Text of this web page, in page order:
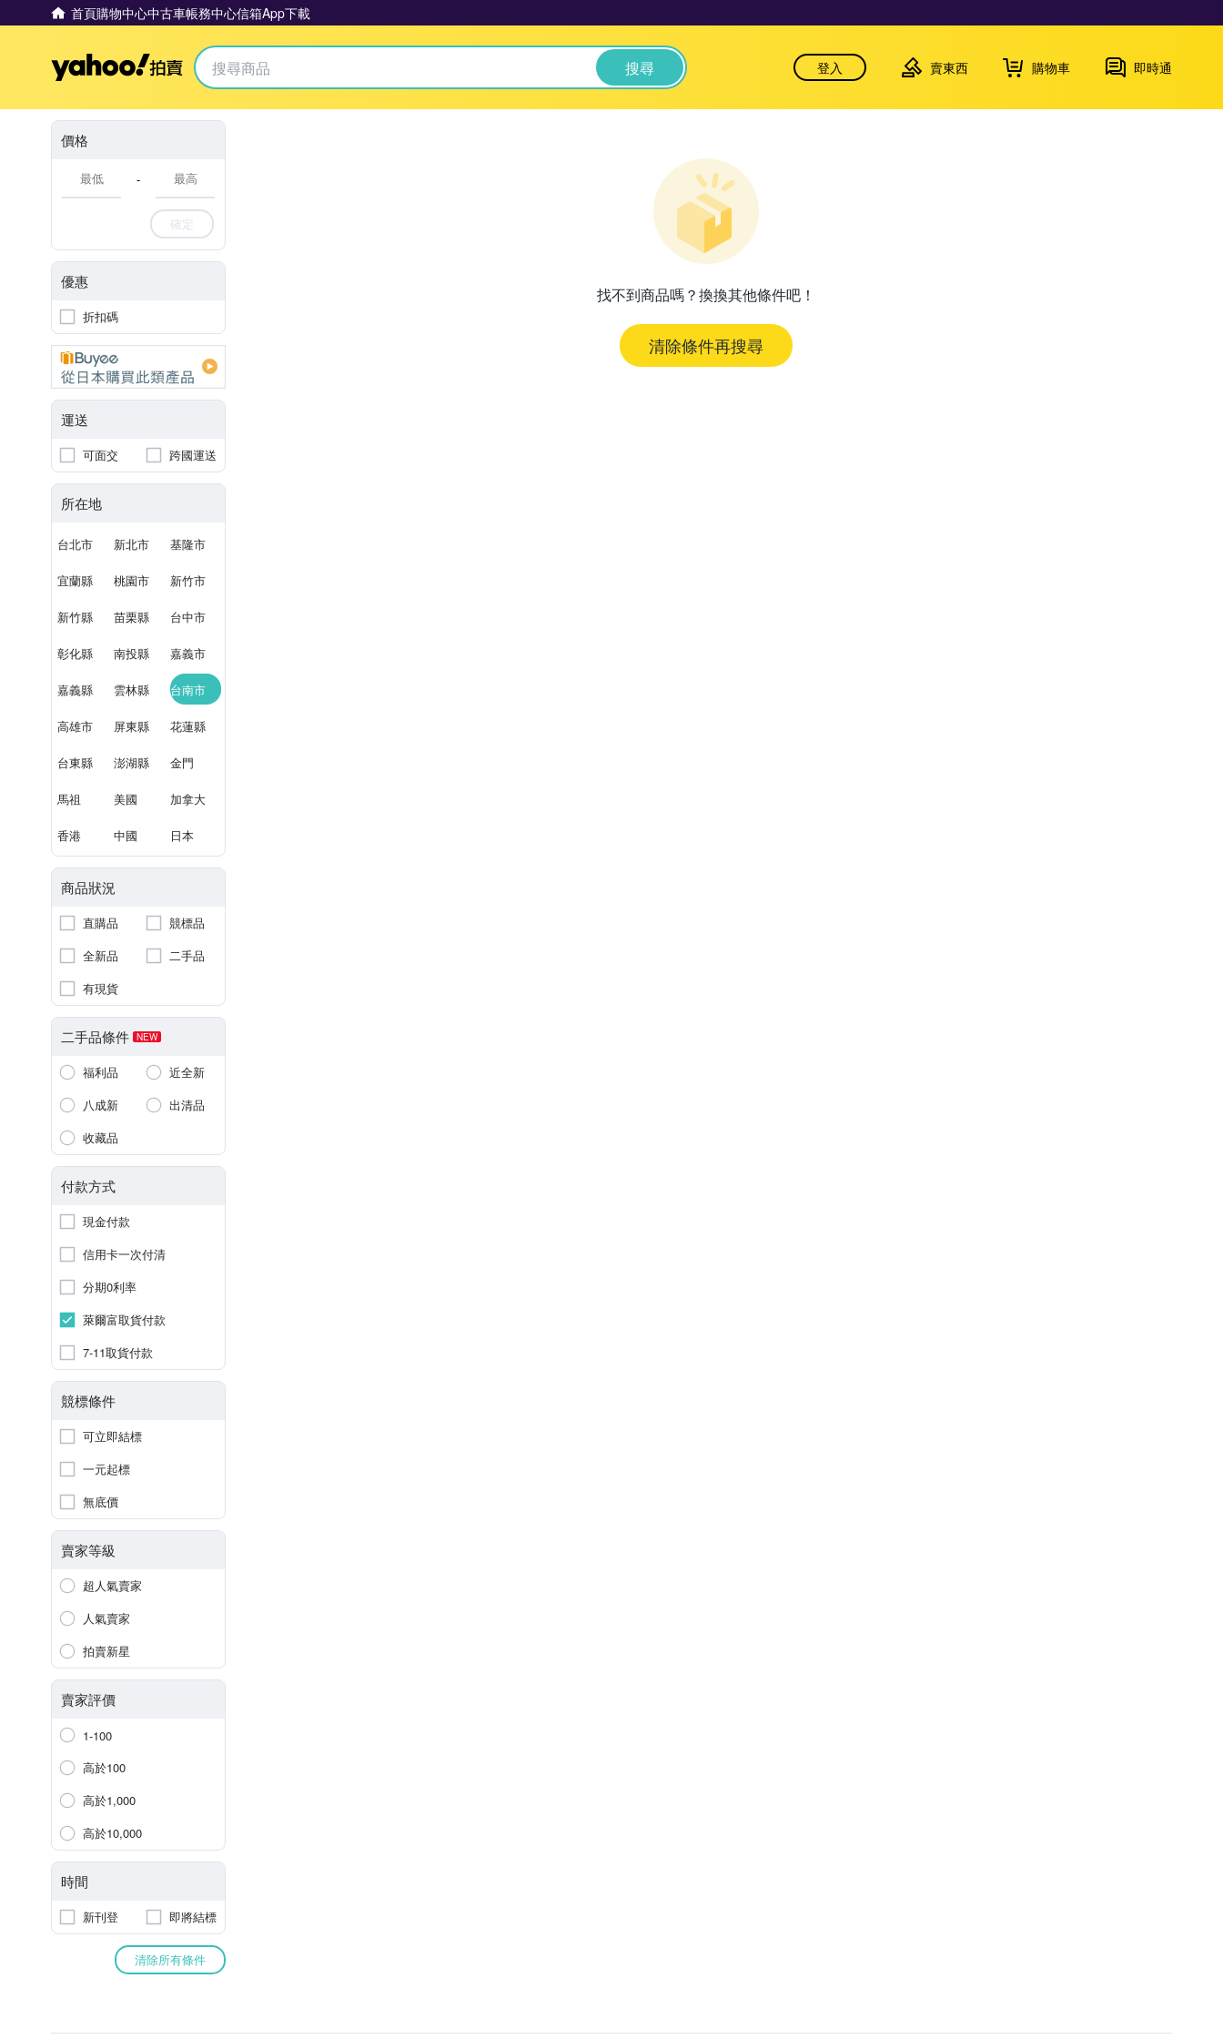
首頁購物中心中古車帳務中心信箱App下載
Yahoo拍賣 搜尋 登入 賣東西 購物車 即時通
價格
-
確定
優惠
折扣碼
運送
可面交 跨國運送
所在地
台北市 新北市 基隆市
宜蘭縣 桃園市 新竹市
新竹縣 苗栗縣 台中市
彰化縣 南投縣 嘉義市
嘉義縣 雲林縣 台南市
高雄市 屏東縣 花蓮縣
台東縣 澎湖縣 金門
馬祖 美國 加拿大
香港 中國 日本
商品狀況
直購品
競標品
全新品
二手品
有現貨
二手品條件 NEW
福利品
近全新
八成新
出清品
收藏品
付款方式
現金付款
信用卡一次付清
分期0利率
萊爾富取貨付款
7-11取貨付款
競標條件
可立即結標
一元起標
無底價
賣家等級
超人氣賣家
人氣賣家
拍賣新星
賣家評價
1-100
高於100
高於1,000
高於10,000
時間
新刊登 即將結標
清除所有條件
找不到商品嗎？換換其他條件吧！
清除條件再搜尋